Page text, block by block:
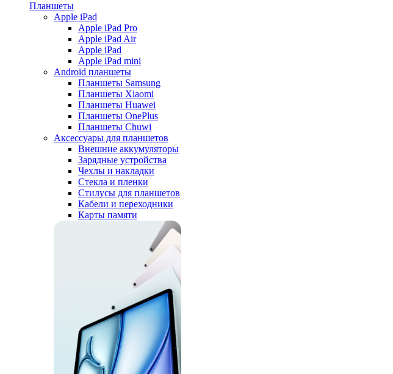
Планшеты
Apple iPad
Apple iPad Pro
Apple iPad Air
Apple iPad
Apple iPad mini
Android планшеты
Планшеты Samsung
Планшеты Xiaomi
Планшеты Huawei
Планшеты OnePlus
Планшеты Chuwi
Аксессуары для планшетов
Внешние аккумуляторы
Зарядные устройства
Чехлы и накладки
Стекла и пленки
Стилусы для планшетов
Кабели и переходники
Карты памяти